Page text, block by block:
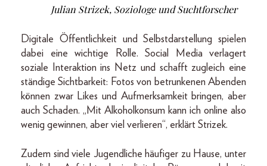
Julian Strizek, Soziologe und Suchtforscher
Digitale Öffentlichkeit und Selbstdarstellung spielen
dabei eine wichtige Rolle. Social Media verlagert
soziale Interaktion ins Netz und schafft zugleich eine
ständige Sichtbarkeit: Fotos von betrunkenen Abenden
können zwar Likes und Aufmerksamkeit bringen, aber
auch Schaden. „Mit Alkoholkonsum kann ich online also
wenig gewinnen, aber viel verlieren“, erklärt Strizek.
Zudem sind viele Jugendliche häufiger zu Hause, unter